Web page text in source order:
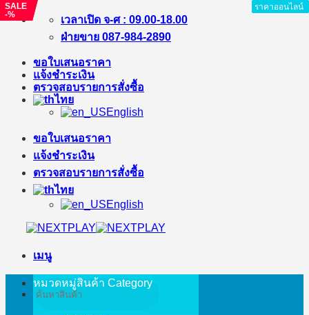
ข้าม
เนื้อหา
เวลาเปิด จ-ศ : 09.00-18.00
ฝ่ายขาย 087-984-2890
ขอใบเสนอราคา
แจ้งชำระเงิน
ตรวจสอบรายการสั่งซื้อ
ไทย
English
ขอใบเสนอราคา
แจ้งชำระเงิน
ตรวจสอบรายการสั่งซื้อ
ไทย
English
เมนู
ค้นหา:
หมวดหมู่สินค้า Category
ราคาออนไลน์
SALE
-%
ราคาออนไลน์
SALE
-%
ราคาออนไลน์
SALE
-%